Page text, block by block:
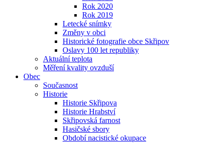
Rok 2020
Rok 2019
Letecké snímky
Změny v obci
Historické fotografie obce Skřipov
Oslavy 100 let republiky
Aktuální teplota
Měření kvality ovzduší
Obec
Současnost
Historie
Historie Skřipova
Historie Hrabství
Skřipovská farnost
Hasičské sbory
Období nacistické okupace